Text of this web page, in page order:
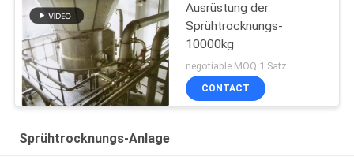
Ausrüstung der
Sprühtrocknungs-
10000kg
negotiable MOQ:1 Satz
CONTACT
Sprühtrocknungs-Anlage